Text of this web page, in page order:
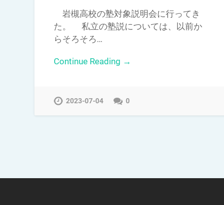
岩槻高校の塾対象説明会に行ってき
た。 私立の塾説については、以前か
らそろそろ…
Continue Reading →
2023-07-04 0